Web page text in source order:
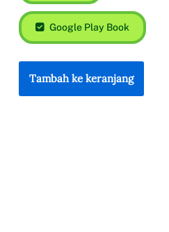
Tokopedia
Google Play Book